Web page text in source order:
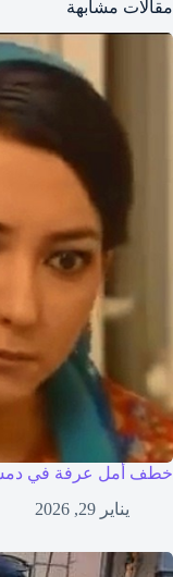
مقالات مشابهة
خطف أمل عرفة في
يناير 29, 2026